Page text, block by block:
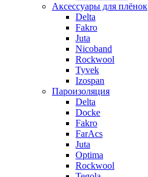
Аксессуары для плёнок
Delta
Fakro
Juta
Nicoband
Rockwool
Tyvek
Izospan
Пароизоляция
Delta
Docke
Fakro
FarAcs
Juta
Optima
Rockwool